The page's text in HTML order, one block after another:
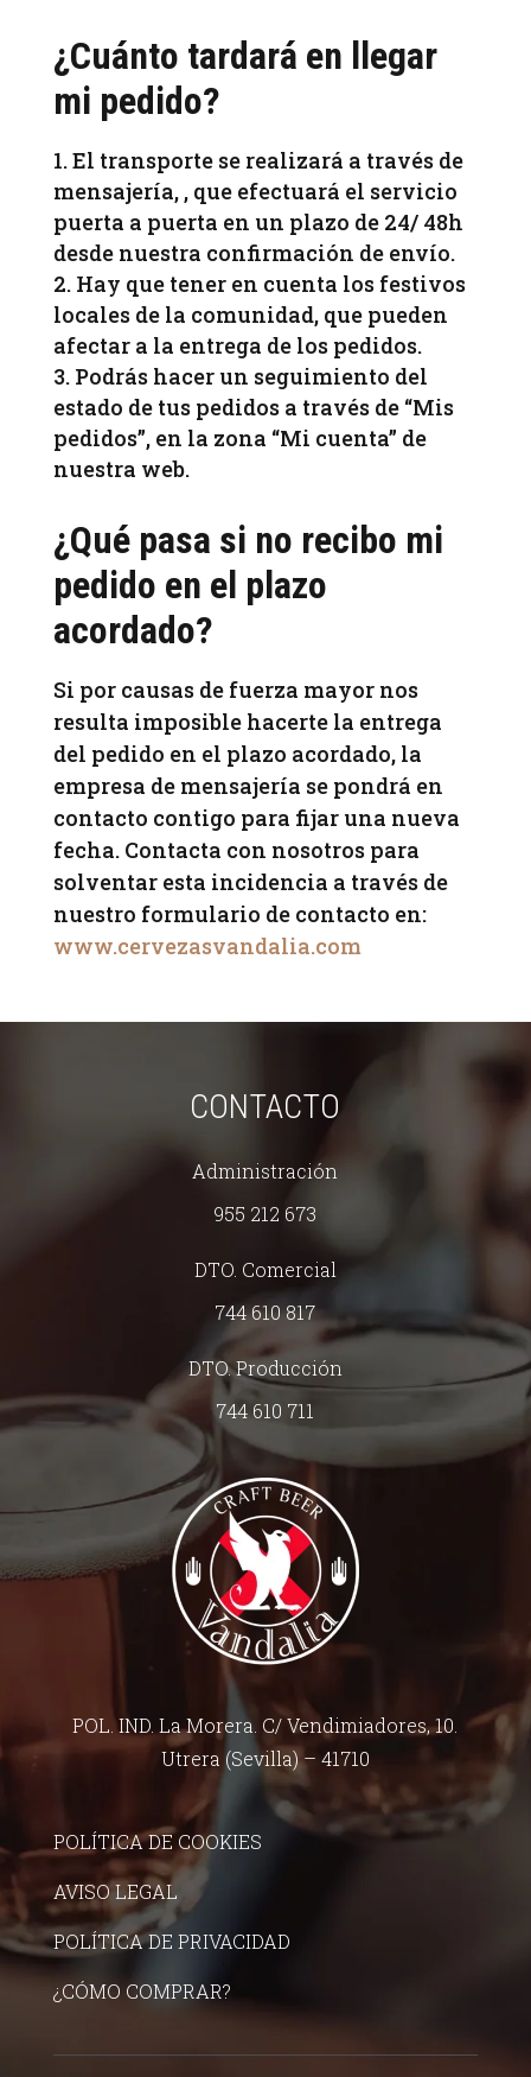
¿Cuánto tardará en llegar
mi pedido?
El transporte se realizará a través de
mensajería, , que efectuará el servicio
puerta a puerta en un plazo de 24/ 48h
desde nuestra confirmación de envío.
Hay que tener en cuenta los festivos
locales de la comunidad, que pueden
afectar a la entrega de los pedidos.
Podrás hacer un seguimiento del
estado de tus pedidos a través de “Mis
pedidos”, en la zona “Mi cuenta” de
nuestra web.
¿Qué pasa si no recibo mi
pedido en el plazo
acordado?
Si por causas de fuerza mayor nos
resulta imposible hacerte la entrega
del pedido en el plazo acordado, la
empresa de mensajería se pondrá en
contacto contigo para fijar una nueva
fecha. Contacta con nosotros para
solventar esta incidencia a través de
nuestro formulario de contacto en:
www.cervezasvandalia.com
CONTACTO
Administración
955 212 673
DTO. Comercial
744 610 817
DTO. Producción
744 610 711
POL. IND. La Morera. C/ Vendimiadores, 10.
Utrera (Sevilla) – 41710
POLÍTICA DE COOKIES
AVISO LEGAL
POLÍTICA DE PRIVACIDAD
¿CÓMO COMPRAR?